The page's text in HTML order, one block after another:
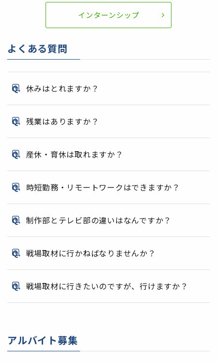
インターンシップ
よくある質問
休みはとれますか？
残業はありますか？
産休・育休は取れますか？
時短勤務・リモートワークはできますか？
制作部とテレビ部の違いはなんですか？
戦場取材に行かねばなりませんか？
戦場取材に行きたいのですが、行けますか？
アルバイト募集